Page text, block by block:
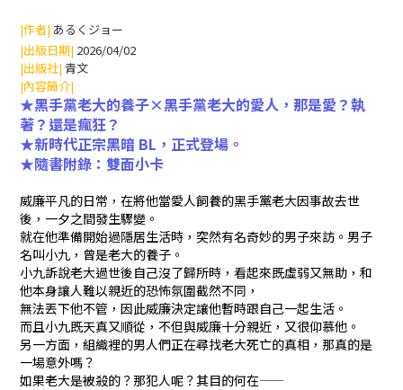
|作者| あるくジョー
|出版日期| 2026/04/02
|出版社| 青文
|內容簡介|
★黑手黨老大的養子×黑手黨老大的愛人，那是愛？執
著？還是瘋狂？
★新時代正宗黑暗 BL，正式登場。
★隨書附錄：雙面小卡
威廉平凡的日常，在將他當愛人飼養的黑手黨老大因事故去世
後，一夕之間發生驟變。
就在他準備開始過隱居生活時，突然有名奇妙的男子來訪。男子
名叫小九，曾是老大的養子。
小九訴說老大過世後自己沒了歸所時，看起來既虛弱又無助，和
他本身讓人難以親近的恐怖氛圍截然不同，
無法丟下他不管，因此威廉決定讓他暫時跟自己一起生活。
而且小九既天真又順從，不但與威廉十分親近，又很仰慕他。
另一方面，組織裡的男人們正在尋找老大死亡的真相，那真的是
一場意外嗎？
如果老大是被殺的？那犯人呢？其目的何在——